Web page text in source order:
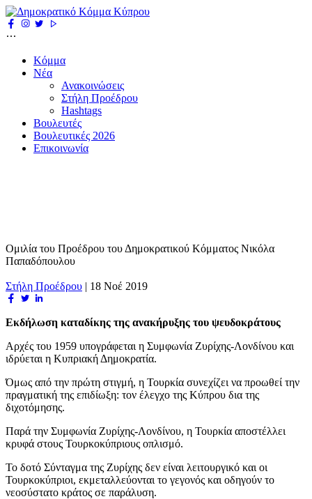
Κόμμα
Νέα
Ανακοινώσεις
Στήλη Προέδρου
Hashtags
Βουλευτές
Βουλευτικές 2026
Επικοινωνία
Ομιλία του Προέδρου του Δημοκρατικού Κόμματος Νικόλα
Παπαδόπουλου
Στήλη Προέδρου | 18 Νοέ 2019
Εκδήλωση καταδίκης της ανακήρυξης του ψευδοκράτους
Αρχές του 1959 υπογράφεται η Συμφωνία Ζυρίχης-Λονδίνου και
ιδρύεται η Κυπριακή Δημοκρατία.
Όμως από την πρώτη στιγμή, η Τουρκία συνεχίζει να προωθεί την
πραγματική της επιδίωξη: τον έλεγχο της Κύπρου δια της
διχοτόμησης.
Παρά την Συμφωνία Ζυρίχης-Λονδίνου, η Τουρκία αποστέλλει
κρυφά στους Τουρκοκύπριους οπλισμό.
Το δοτό Σύνταγμα της Ζυρίχης δεν είναι λειτουργικό και οι
Τουρκοκύπριοι, εκμεταλλεύονται το γεγονός και οδηγούν το
νεοσύστατο κράτος σε παράλυση.